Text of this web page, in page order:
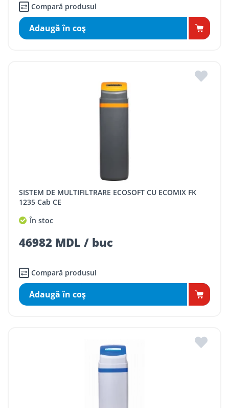
Compară produsul
Adaugă în coş
SISTEM DE MULTIFILTRARE ECOSOFT CU ECOMIX FK
1235 Cab CE
În stoc
46982 MDL / buc
Compară produsul
Adaugă în coş